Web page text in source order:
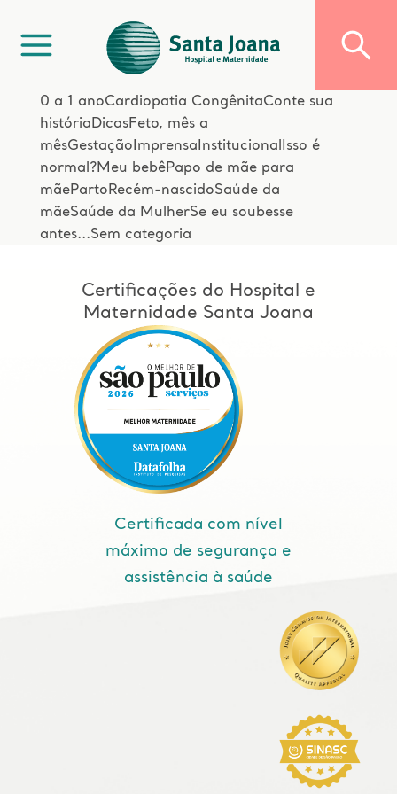
0 a 1 anoCardiopatia CongênitaConte sua
história DicasFeto, mês a
mêsGestação Imprensa Institucional
Isso é
normal?Meu bebêPapo de mãe para
mãeParto Recém-nascidoSaúde da
mãeSaúde da MulherSe eu soubesse
antes...Sem categoria
Certificações do Hospital e
Maternidade Santa Joana
Certificada com nível
máximo de segurança e
assistência à saúde